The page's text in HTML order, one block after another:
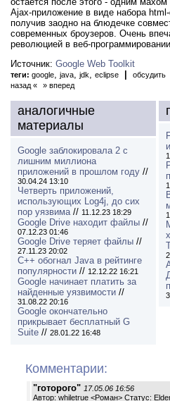
Ajax-приложение в виде набора
получив заодно на блюдечке
современных броузеров. Очень
революцией в веб-
Источник: Google Web Toolkit
теги: google, java, jdk, eclipse обсудить
назад «
» вперед
аналогичные
материалы
Google заблокировала 2 с
лишним миллиона
приложений в прошлом году //
30.04.24 13:10
Четверть приложений,
использующих Log4j, до сих
пор уязвима// 11.12.23 18:29
Google Drive находит файлы //
07.12.23 01:46
Google Drive теряет файлы //
27.11.23 20:02
C++ обогнал Java в рейтинге
популярности // 12.12.22 16:21
Google начинает платить за
найденные уязвимости //
31.08.22 20:16
Google окончательно
прикрывает бесплатный G
Suite // 28.01.22 16:48
Комментарии:
"готорого" 17.05.06 16:56
Автор: whiletrue <Роман> Статус: